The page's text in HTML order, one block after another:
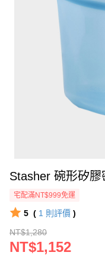
Stasher 碗形矽膠
宅配滿NT$999免運
5 ( 1 則評價 )
NT$1,280
NT$1,152